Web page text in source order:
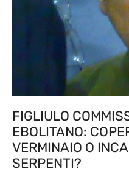
FIGLIULO
EBOLITANO:
VERMINAIO O
SERPENTI?